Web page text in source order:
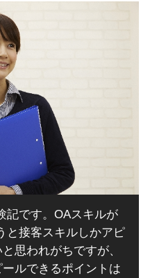
記です。OAスキルが
と接客スキルしかアピ
思われがちですが、
ルできるポイントは